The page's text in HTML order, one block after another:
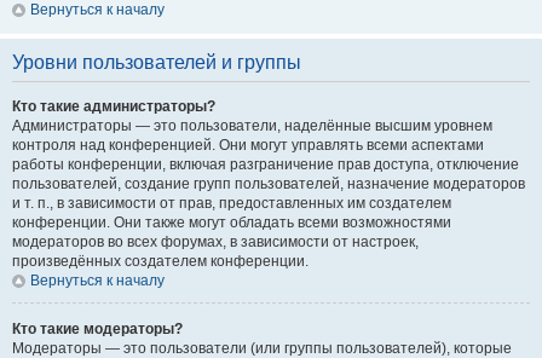
Вернуться к началу
Уровни пользователей и группы
Кто такие администраторы?
Администраторы — это пользователи, наделённые высшим уровнем
контроля над конференцией. Они могут управлять всеми аспектами
работы конференции, включая разграничение прав доступа, отключение
пользователей, создание групп пользователей, назначение модераторов
и т. п., в зависимости от прав, предоставленных им создателем
конференции. Они также могут обладать всеми возможностями
модераторов во всех форумах, в зависимости от настроек,
произведённых создателем конференции.
Вернуться к началу
Кто такие модераторы?
Модераторы — это пользователи (или группы пользователей), которые